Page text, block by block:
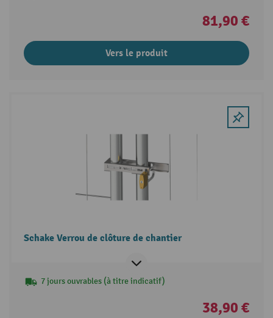
81,90 €
Vers le produit
Schake Verrou de clôture de chantier
7 jours ouvrables (à titre indicatif)
38,90 €